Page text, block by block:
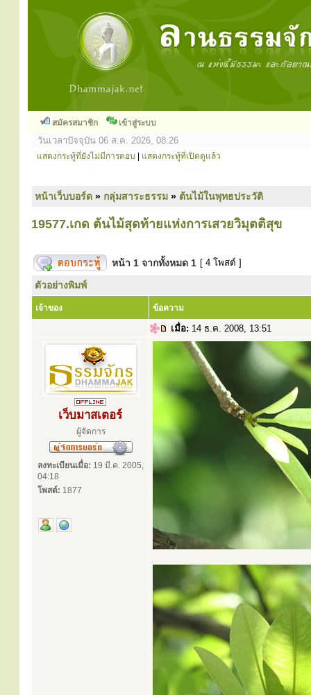
สมัครสมาชิก เข้าสู่ระบบ
วันเวลาปัจจุบัน 06 ส.ค. 2026, 08:26
แสดงกระทู้ที่ยังไม่มีการตอบ แสดงกระทู้ที่เปิดดูแล้ว
หน้าเว็บบอร์ด » กลุ่มสาระธรรม » ต้นไม้ในพุทธประวัติ
19577.เกด ต้นไม้สุดท้ายแห่งการเสวยวิมุตติสุข
หน้า 1 จากทั้งหมด 1 [ 4 โพสต์ ]
ตัวอย่างพิมพ์
เจ้าของ ข้อความ
เมื่อ: 14 ธ.ค. 2008, 13:51
เว็บมาสเตอร์
ผู้จัดการ
ลงทะเบียนเมื่อ: 19 มี.ค. 2005,
04:18
โพสต์: 1877